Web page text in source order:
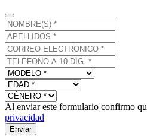
Al enviar este formulario confirmo
privacidad
Enviar